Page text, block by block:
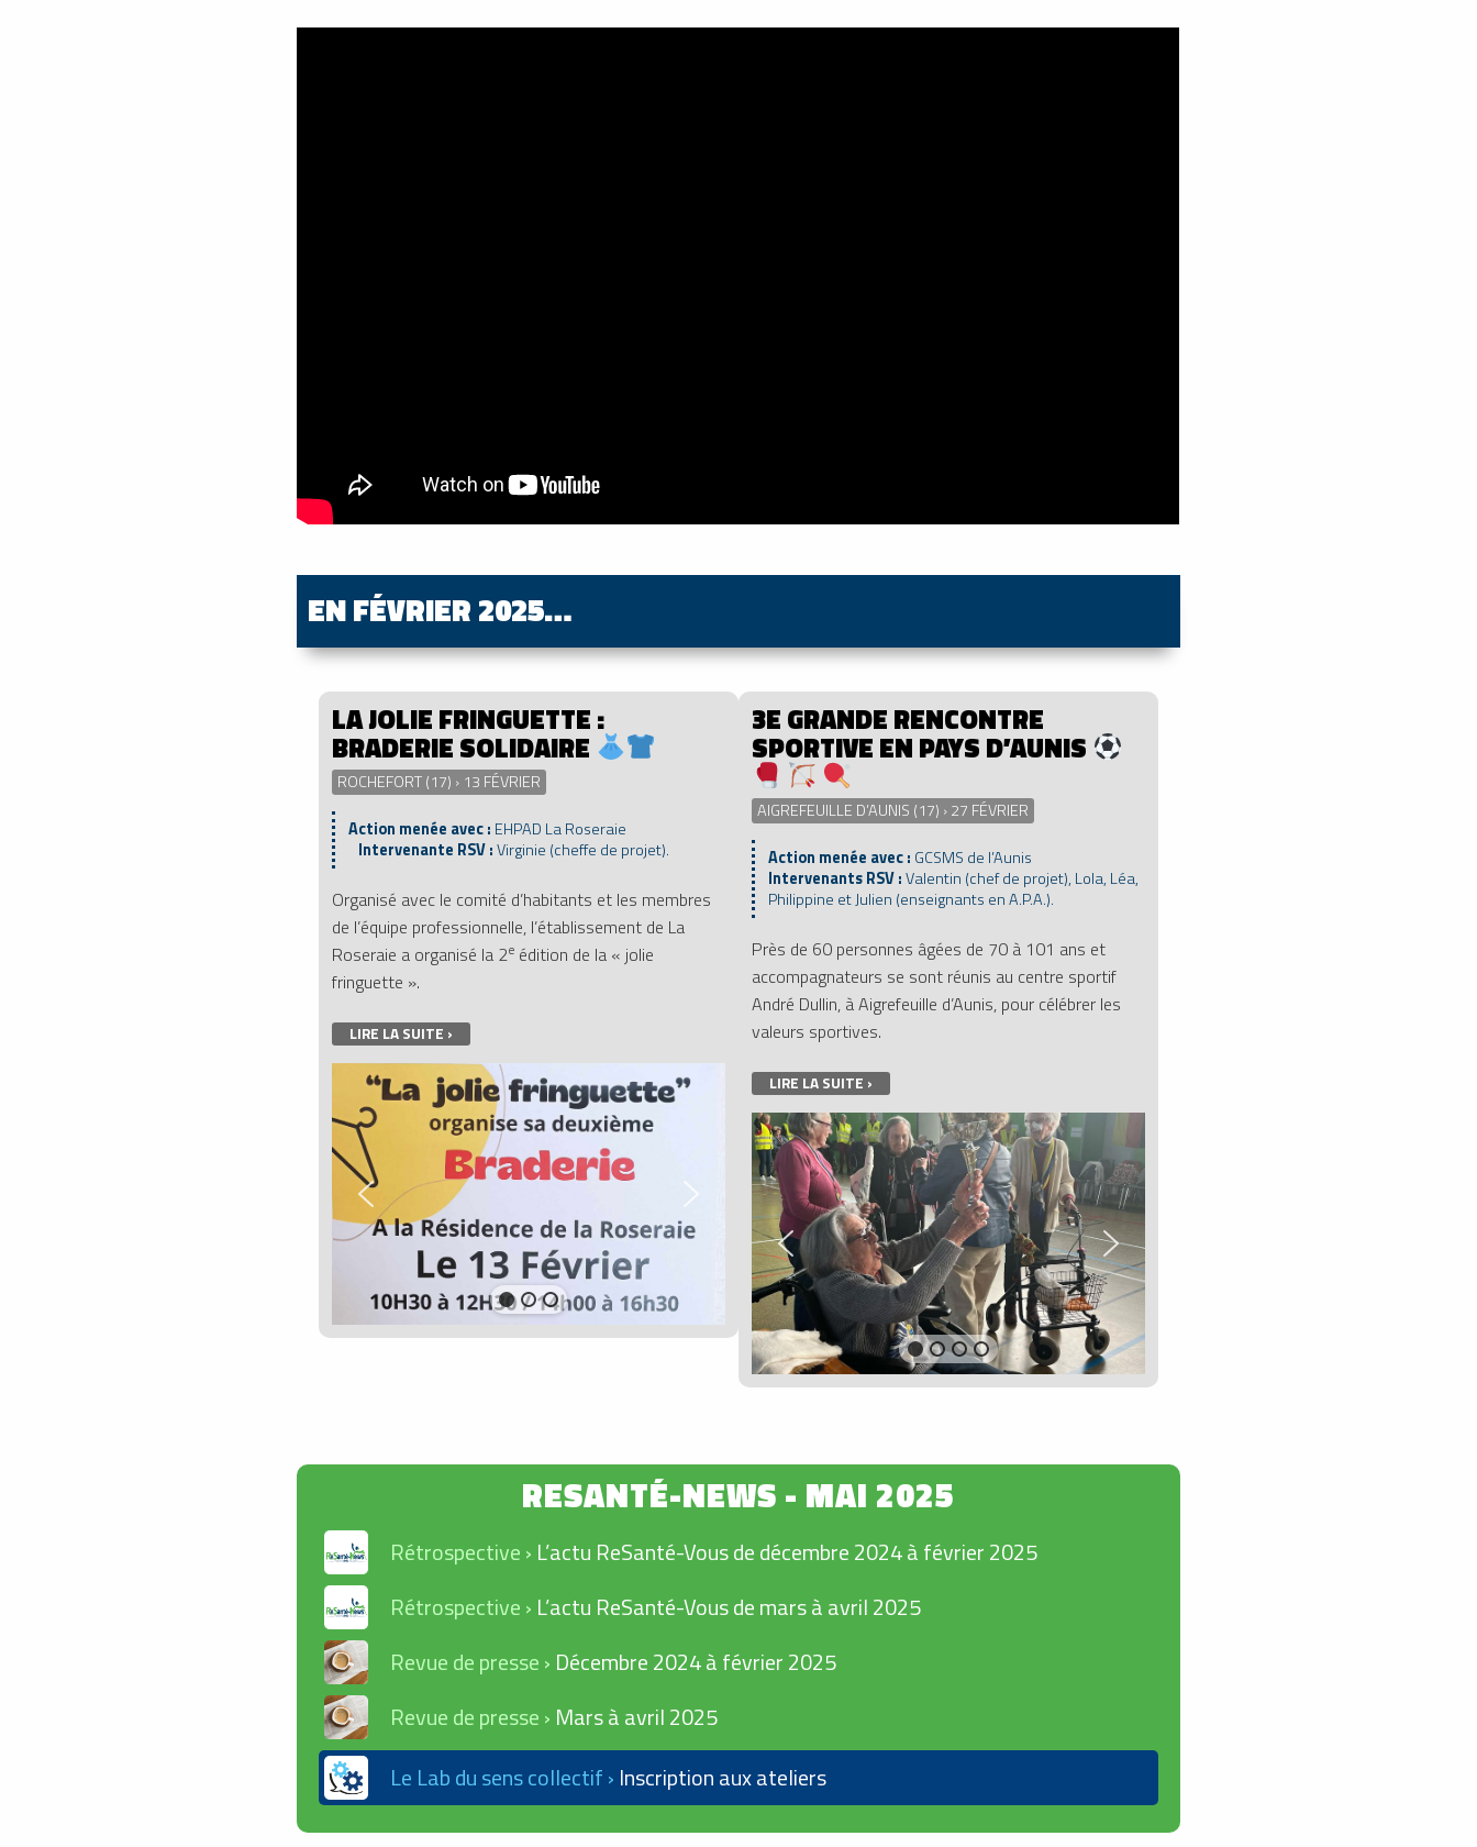
EN FÉVRIER 2025…
LA JOLIE FRINGUETTE :
BRADERIE SOLIDAIRE
ROCHEFORT (17) › 13 FÉVRIER
Action menée avec : EHPAD La Roseraie
Intervenante RSV :Virginie (cheffe de projet).
Organisé avec le comité d’habitants et les membres
de l’équipe professionnelle, l’établissement de La
Roseraie a organisé la 2e édition de la « jolie
fringuette ».
LIRE LA SUITE ›
3E GRANDE RENCONTRE
SPORTIVE EN PAYS D’AUNIS
AIGREFEUILLE D’AUNIS (17) › 27 FÉVRIER
Action menée avec : GCSMS de l’Aunis
Intervenants RSV :Valentin (chef de projet), Lola, Léa,
Philippine et Julien (enseignants en A.P.A.).
Près de 60 personnes âgées de 70 à 101 ans et
accompagnateurs se sont réunis au centre sportif
André Dullin, à Aigrefeuille d’Aunis, pour célébrer les
valeurs sportives.
LIRE LA SUITE ›
Rétrospective › L’actu ReSanté-Vous de décembre 2024 à février 2025
Rétrospective › L’actu ReSanté-Vous de mars à avril 2025
Revue de presse › Décembre 2024 à février 2025
Revue de presse › Mars à avril 2025
Le Lab du sens collectif › Inscription aux ateliers